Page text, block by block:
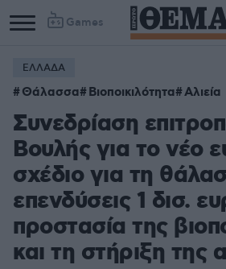
Games
Column
1
Column
2
ΕΛΛΑΔΑ
Θάλασσα Βιοποικιλότητα Αλιεία
Συνεδρίαση
Βουλής για το νέο
σχέδιο για τη
επενδύσεις 1 δισ.
προστασία της
και τη στήριξη της